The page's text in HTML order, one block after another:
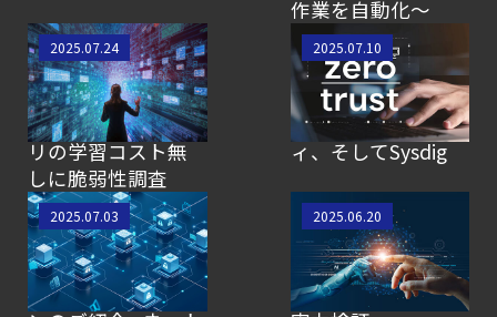
作業を自動化〜
【SCSK技術者によ
るブログ】Sysdigの
「Search」機能を
体験！生成AIでクエ
リの学習コスト無
しに脆弱性調査
2025.07.24
【SCSK技術者によ
るブログ】ゼロト
ラスト文脈でのク
ラウドセキュリテ
ィ、そしてSysdig
2025.07.10
【SCSK技術者によ
るブログ】Sysdigと
組み合わせて効果
的なソリューショ
2025.07.03
【SCSK技術者によ
るブログ】生成AIで
過検知対策を効率
化！Sysdig Sageの
2025.06.20